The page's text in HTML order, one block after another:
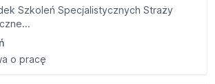
Szkoleń Specjalistycznych Straży
o pracę